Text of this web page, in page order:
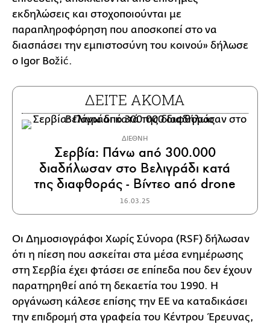
εκδηλώσεις και στοχοποιούνται με
παραπληροφόρηση που αποσκοπεί στο να
διασπάσει την εμπιστοσύνη του κοινού» δήλωσε
ο Igor Božić.
ΔΕΙΤΕ ΑΚΟΜΑ
ΔΙΕΘΝΗ
Σερβία: Πάνω από 300.000
διαδήλωσαν στο Βελιγράδι κατά
της διαφθοράς - Βίντεο από drone
16.03.25
Οι Δημοσιογράφοι Χωρίς Σύνορα (RSF) δήλωσαν
ότι η πίεση που ασκείται στα μέσα ενημέρωσης
στη Σερβία έχει φτάσει σε επίπεδα που δεν έχουν
παρατηρηθεί από τη δεκαετία του 1990. Η
οργάνωση κάλεσε επίσης την ΕΕ να καταδικάσει
την επιδρομή στα γραφεία του Κέντρου Έρευνας,